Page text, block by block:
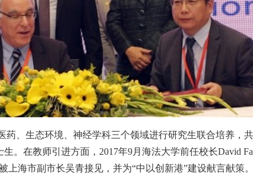
药、生态环境、神经学科三个领域进行研究生联合培养，
。在教师引进方面， 2017年9月海法大学前任校长David
上海市副市长吴青接见，并为“中以创新港”建设献言献策